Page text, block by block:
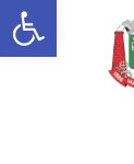
Skip
to